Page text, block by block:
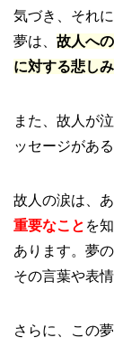
気づき、それ
夢は、故人へ
に対する悲しみ
また、故人が
ッセージがあ
故人の涙は、
重要なこと を
あります。夢
その言葉や表
さらに、この